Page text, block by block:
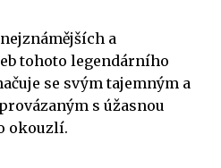
a
tohoto legendárního
se svým tajemným a
s úžasnou
okouzlí.